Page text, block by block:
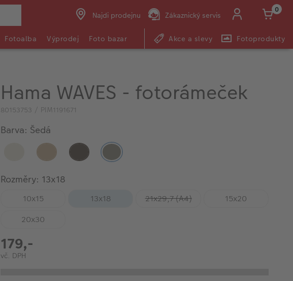
Najdi prodejnu Zákaznický servis
0
Fotoalba Výprodej Foto bazar Akce a slevy Fotoprodukty
Hama WAVES - fotorámeček
80153753 / PIM1191671
Barva: Šedá
Rozměry: 13x18
10x15 13x18 21x29,7 (A4)
15x20
20x30
179,-
vč. DPH